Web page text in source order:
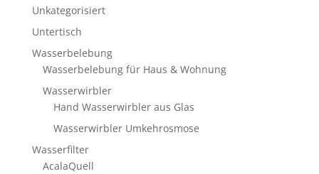
Unkategorisiert
Untertisch
Wasserbelebung
Wasserbelebung für Haus & Wohnung
Wasserwirbler
Hand Wasserwirbler aus Glas
Wasserwirbler Umkehrosmose
Wasserfilter
AcalaQuell